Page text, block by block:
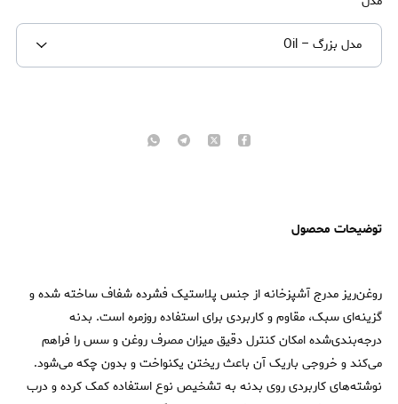
مدل بزرگ – Oil
توضیحات محصول
روغن‌ریز مدرج آشپزخانه از جنس پلاستیک فشرده شفاف ساخته شده و
گزینه‌ای سبک، مقاوم و کاربردی برای استفاده روزمره است. بدنه
درجه‌بندی‌شده امکان کنترل دقیق میزان مصرف روغن و سس را فراهم
می‌کند و خروجی باریک آن باعث ریختن یکنواخت و بدون چکه می‌شود.
نوشته‌های کاربردی روی بدنه به تشخیص نوع استفاده کمک کرده و درب